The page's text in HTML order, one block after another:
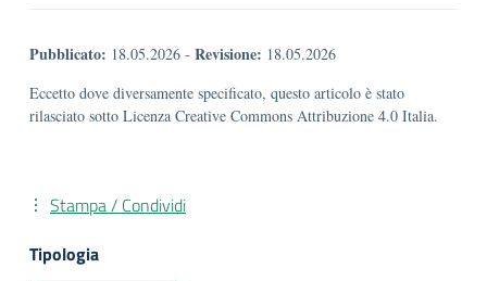
Pubblicato: 18.05.2026 - Revisione: 18.05.2026
Eccetto dove diversamente specificato, questo articolo è stato
rilasciato sotto Licenza Creative Commons Attribuzione 4.0 Italia.
Stampa / Condividi
Tipologia